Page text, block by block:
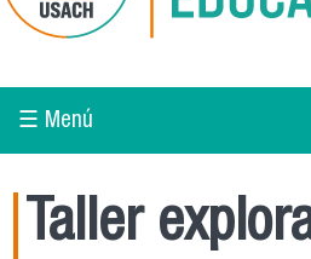
☰ Menú
Taller